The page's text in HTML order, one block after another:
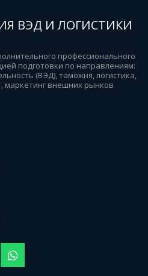
ВЭД И ЛОГИСТИКИ
профессионального
подготовки по направлениям:
(ВЭД), таможня, логистика,
маркетинг внешних рынков